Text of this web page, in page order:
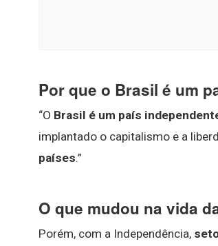
Por que o Brasil é um
“O Brasil é um país
implantado o capitalismo e a
países.”
O que mudou na vida
Porém, com a Independência,